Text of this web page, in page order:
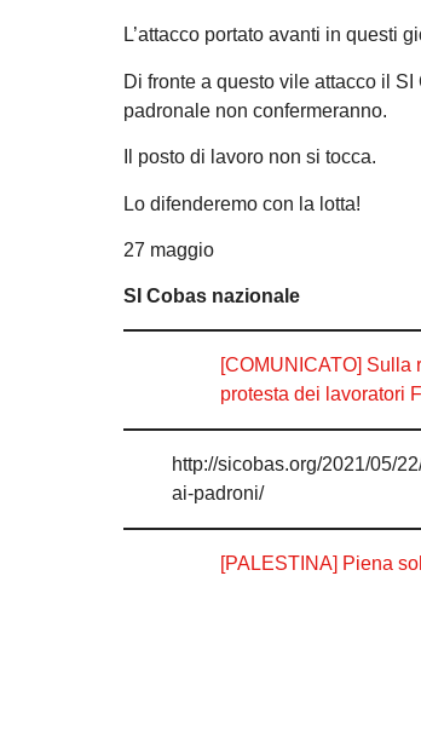
L’attacco portato avanti in questi
Di fronte a questo vile attacco il
padronale non confermeranno.
Il posto di lavoro non si tocca.
Lo difenderemo con la lotta!
27 maggio
SI Cobas nazionale
[COMUNICATO] Sulla
protesta dei lavoratori
http://sicobas.org/2021/05/
ai-padroni/